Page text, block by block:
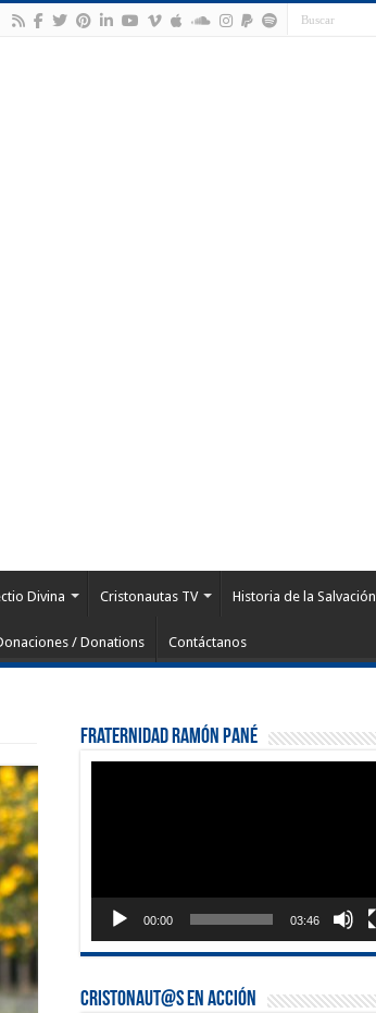
Divina Cristonautas TV Historia de la Salvación
/ Donations Contáctanos
Fraternidad Ramón Pané
00:00 03:46
Cristonaut@s en Acción